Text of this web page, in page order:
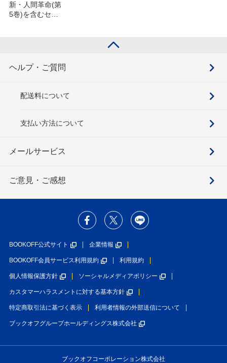
新・人間革命(第
5巻)を含むセッ
ヘルプ・ご質問
配送料について
支払い方法について
メールサービス
ご意見・ご感想
BOOKOFF公式サイト 企業情報
BOOKOFF会員サービス利用規約 利用規約
個人情報保護方針 ソーシャルメディアポリシー
カスタマーハラスメントに対する基本方針
特定商取引法に基づく表示 利用者情報の外部送信について
ブックオフグループホールディングス株式会社
ブックオフコーポレーション株式会社